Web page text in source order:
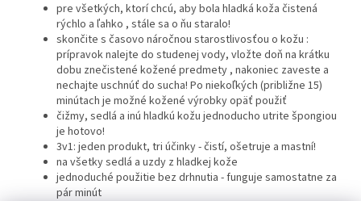
pre všetkých, ktorí chcú, aby bola hladká koža čistená
rýchlo a ľahko , stále sa o ňu staralo!
skončite s časovo náročnou starostlivosťou o kožu :
prípravok nalejte do studenej vody, vložte doň na krátku
dobu znečistené kožené predmety , nakoniec zaveste a
nechajte uschnúť do sucha! Po niekoľkých (približne 15)
minútach je možné kožené výrobky opäť použiť
čižmy, sedlá a inú hladkú kožu jednoducho utrite špongiou
je hotovo!
3v1: jeden produkt, tri účinky - čistí, ošetruje a mastní!
na všetky sedlá a uzdy z hladkej kože
jednoduché použitie bez drhnutia - funguje samostatne za
pár minút